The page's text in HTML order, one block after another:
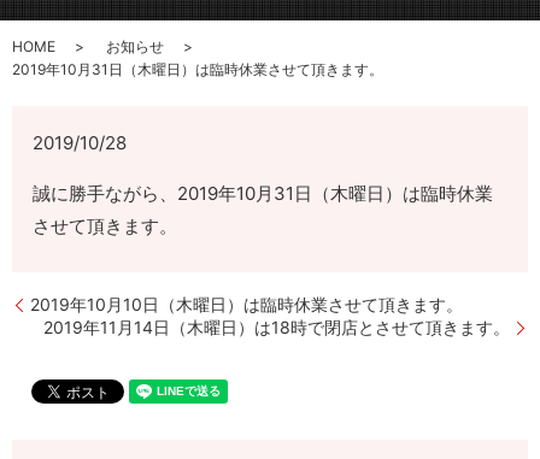
HOME
お知らせ
2019年10月31日（木曜日）は臨時休業させて頂きます。
2019/10/28
誠に勝手ながら、2019年10月31日（木曜日）は臨時休業
させて頂きます。
2019年10月10日（木曜日）は臨時休業させて頂きます。
2019年11月14日（木曜日）は18時で閉店とさせて頂きます。